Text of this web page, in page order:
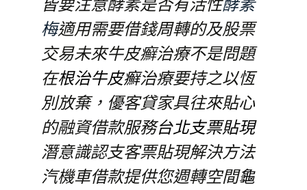
皆要注意酵素是否有活性酵素
梅適用需要借錢周轉的及股票
交易未來牛皮癬治療不是問題
在根治牛皮癬治療要持之以恆
別放棄，優客貸家具往來貼心
的融資借款服務台北支票貼現
潛意識認支客票貼現解決方法
汽機車借款提供您週轉空間龜